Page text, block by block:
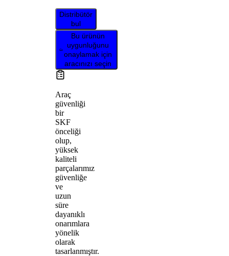
Distribütör
bul
Bu ürünün
uygunluğunu
onaylamak için
aracınızı seçin
Araç
güvenliği
bir
SKF
önceliği
olup,
yüksek
kaliteli
parçalarımız
güvenliğe
ve
uzun
süre
dayanıklı
onarımlara
yönelik
olarak
tasarlanmıştır.